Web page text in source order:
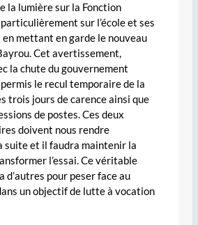
la lumière sur la Fonction
sur l’école et ses
mettant en garde le nouveau
Cet avertissement,
la chute du gouvernement
le recul temporaire de la
trois jours de carence ainsi que
de postes. Ces deux
doivent nous rendre
suite et il faudra maintenir la
l’essai. Ce véritable
d’autres pour peser face au
un objectif de lutte à vocation